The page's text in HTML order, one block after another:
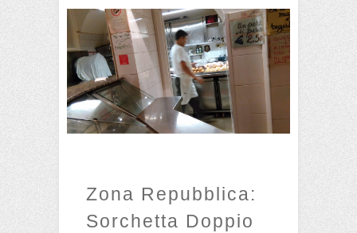
Zona Repubblica:
Sorchetta Doppio